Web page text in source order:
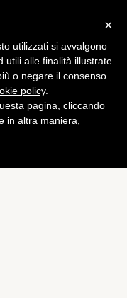
×
utilizzati si avvalgono
utili alle finalità illustrate
o negare il consenso
policy.
pagina, cliccando
in altra maniera,